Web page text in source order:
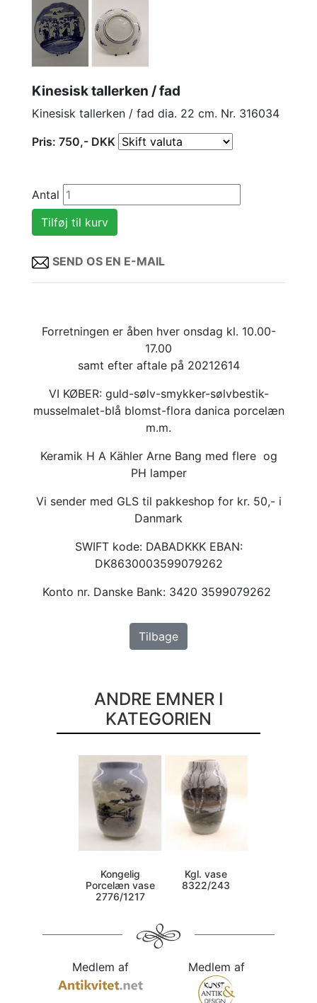
Kinesisk tallerken / fad
Kinesisk tallerken / fad dia. 22 cm. Nr. 316034
Pris: 750,- DKK
Antal
SEND OS EN E-MAIL
Forretningen er åben hver onsdag kl. 10.00-
17.00
samt efter aftale på 20212614
VI KØBER: guld-sølv-smykker-sølvbestik-
musselmalet-blå blomst-flora danica porcelæn
m.m.
Keramik H A Kähler Arne Bang med flere og
PH lamper
Vi sender med GLS til pakkeshop for kr. 50,- i
Danmark
SWIFT kode: DABADKKK EBAN:
DK8630003599079262
Konto nr. Danske Bank: 3420 3599079262
Tilbage
ANDRE EMNER I
KATEGORIEN
Kongelig
Porcelæn vase
2776/1217
Kgl. vase
8322/243
Medlem af Medlem af